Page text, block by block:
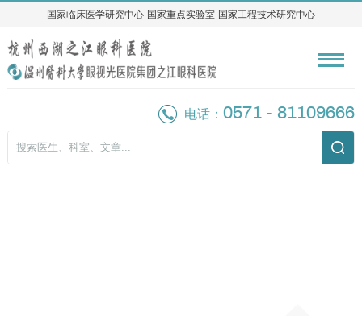
国家临床医学研究中心 国家重点实验室 国家工程技术研究中心
国家临床医学研究中心 国家重点实验室 国家工程技术研究中心
电话：0571 - 81109666